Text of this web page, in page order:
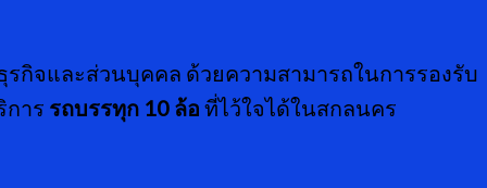
กิจและส่วนบุคคล ด้วยความสามารถในการรองรับ
าร รถบรรทุก 10 ล้อ ที่ไว้ใจได้ในสกลนคร